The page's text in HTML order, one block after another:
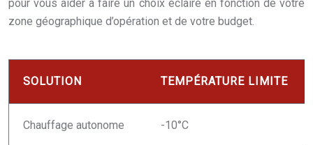
pour vous aider à faire un choix éclairé en fonction de votre
zone géographique d’opération et de votre budget.
SOLUTION TEMPÉRATURE LIMITE
Chauffage autonome -10°C